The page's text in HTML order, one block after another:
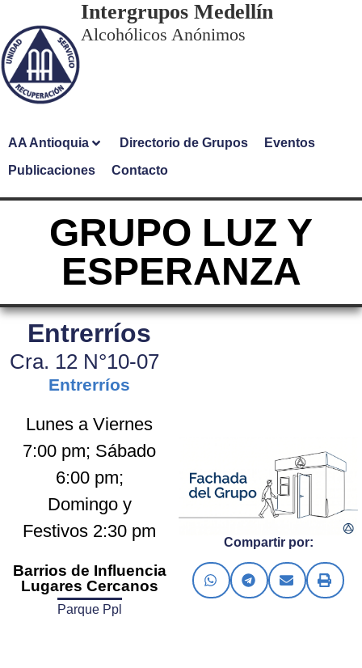
Intergrupos Medellín
Alcohólicos Anónimos
AA Antioquia Directorio de Grupos
Eventos
Publicaciones
Contacto
GRUPO LUZ Y
ESPERANZA
Entrerríos
Cra. 12 N°10-07
Entrerríos
Lunes a Viernes
7:00 pm; Sábado
6:00 pm;
Domingo y
Festivos 2:30 pm
Barrios de Influencia
Lugares Cercanos
Parque Ppl
Compartir por: